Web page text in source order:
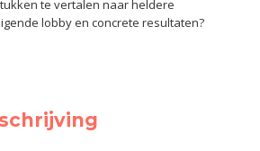
te vertalen naar heldere
lobby en concrete resultaten?